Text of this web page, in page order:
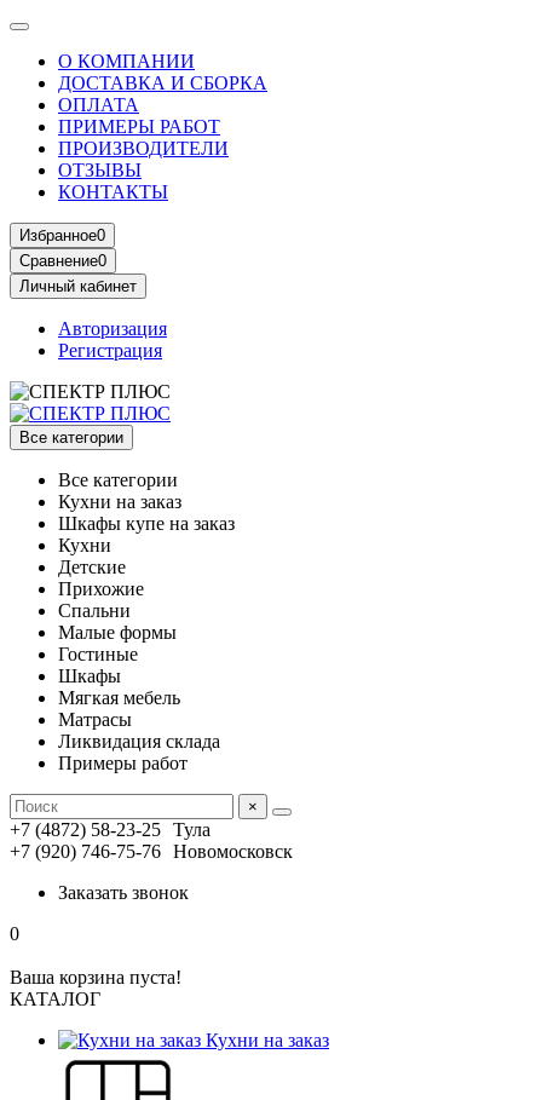
О КОМПАНИИ
ДОСТАВКА И СБОРКА
ОПЛАТА
ПРИМЕРЫ РАБОТ
ПРОИЗВОДИТЕЛИ
ОТЗЫВЫ
КОНТАКТЫ
Избранное0
Сравнение0
Личный кабинет
Авторизация
Регистрация
Все категории
Все категории
Кухни на заказ
Шкафы купе на заказ
Кухни
Детские
Прихожие
Спальни
Малые формы
Гостиные
Шкафы
Мягкая мебель
Матрасы
Ликвидация склада
Примеры работ
×
+7 (4872) 58-23-25 Тула
+7 (920) 746-75-76 Новомосковск
Заказать звонок
0
Ваша корзина пуста!
КАТАЛОГ
Кухни на заказ